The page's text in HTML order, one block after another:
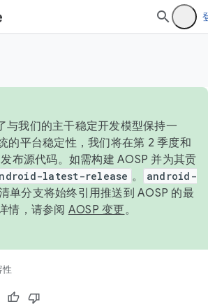
与我们的主干稳定开发模型保持一
的平台稳定性，我们将在第 2 季度和
布源代码。如需构建 AOSP 并为其贡
latest-release 。
android-
单分支将始终引用推送到 AOSP 的最
情，请参阅 AOSP 变更。
性